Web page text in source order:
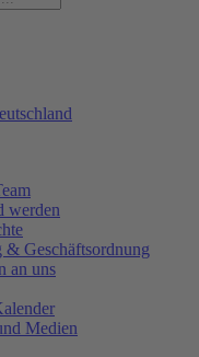
werden
& Geschäftsordnung
an uns
Medien